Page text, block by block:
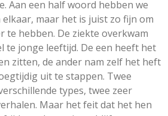
Aan een half woord hebben we
maar het is juist zo fijn om
te hebben. De ziekte overkwam
te jonge leeftijd. De een heeft het
zitten, de ander nam zelf het heft
uit te stappen. Twee
types, twee zeer
Maar het feit dat het hen